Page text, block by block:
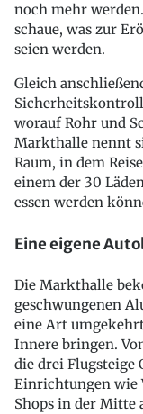
noch mehr
schaue, was zur
seien werden.
Gleich
worauf Rohr und
Markthalle nennt
Raum, in dem
einem der 30
essen werden
Eine eigene
Die Markthalle
geschwungenen
eine Art
Innere bringen.
die drei Flugsteige
Einrichtungen wie
Shops in der Mitte